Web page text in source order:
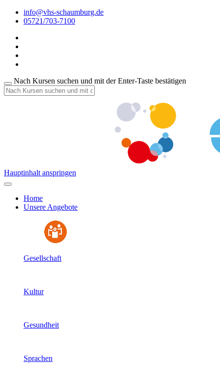
info@vhs-schaumburg.de
05721/703-7100
Nach Kursen suchen und mit der Enter-Taste bestätigen
Hauptinhalt anspringen
Home
Unsere Angebote
Gesellschaft
Kultur
Gesundheit
Sprachen